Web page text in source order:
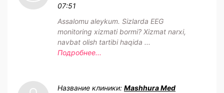
07:51
Assalomu aleykum. Sizlarda EEG
monitoring xizmati bormi? Xizmat narxi,
navbat olish tartibi haqida ...
Подробнее...
Название клиники: Mashhura Med